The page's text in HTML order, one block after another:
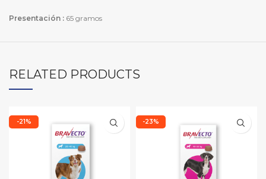
Presentación : 65 gramos
RELATED PRODUCTS
-21% -23%